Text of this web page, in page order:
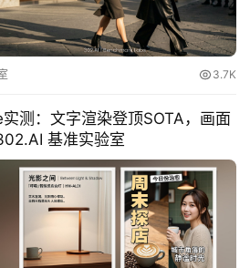
3.7K
测：文字渲染登顶SOTA，画面
基准实验室